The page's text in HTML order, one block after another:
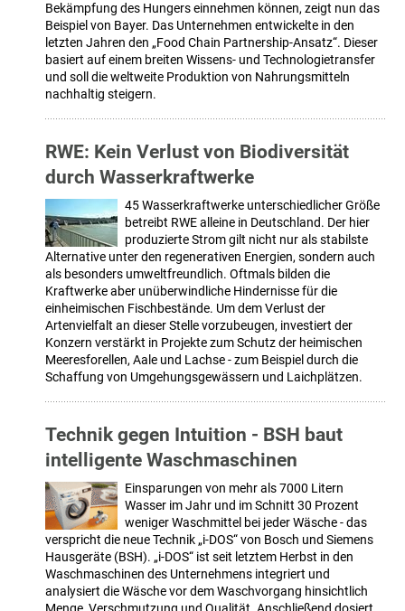
Bekämpfung des Hungers einnehmen können, zeigt nun das
Beispiel von Bayer. Das Unternehmen entwickelte in den
letzten Jahren den „Food Chain Partnership-Ansatz“. Dieser
basiert auf einem breiten Wissens- und Technologietransfer
und soll die weltweite Produktion von Nahrungsmitteln
nachhaltig steigern.
RWE: Kein Verlust von Biodiversität
durch Wasserkraftwerke
45 Wasserkraftwerke unterschiedlicher Größe
betreibt RWE alleine in Deutschland. Der hier
produzierte Strom gilt nicht nur als stabilste
Alternative unter den regenerativen Energien, sondern auch
als besonders umweltfreundlich. Oftmals bilden die
Kraftwerke aber unüberwindliche Hindernisse für die
einheimischen Fischbestände. Um dem Verlust der
Artenvielfalt an dieser Stelle vorzubeugen, investiert der
Konzern verstärkt in Projekte zum Schutz der heimischen
Meeresforellen, Aale und Lachse - zum Beispiel durch die
Schaffung von Umgehungsgewässern und Laichplätzen.
Technik gegen Intuition - BSH baut
intelligente Waschmaschinen
Einsparungen von mehr als 7000 Litern
Wasser im Jahr und im Schnitt 30 Prozent
weniger Waschmittel bei jeder Wäsche - das
verspricht die neue Technik „i-DOS“ von Bosch und Siemens
Hausgeräte (BSH). „i-DOS“ ist seit letztem Herbst in den
Waschmaschinen des Unternehmens integriert und
analysiert die Wäsche vor dem Waschvorgang hinsichtlich